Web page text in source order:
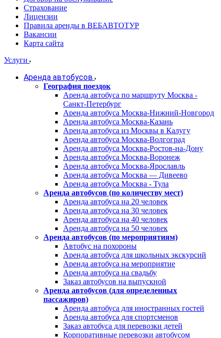
Страхование
Лицензии
Правила аренды в ВЕБАВТОТУР
Вакансии
Карта сайта
Услуги
Аренда автобусов
География поездок
Аренда автобуса по маршруту Москва -
Санкт-Петербург
Аренда автобуса Москва-Нижний-Новгород
Аренда автобуса Москва-Казань
Аренда автобуса из Москвы в Калугу
Аренда автобуса Москва-Волгоград
Аренда автобуса Москва-Ростов-на-Дону
Аренда автобуса Москва-Воронеж
Аренда автобуса Москва-Ярославль
Аренда автобуса Москва — Дивеево
Аренда автобуса Москва - Тула
Аренда автобусов (по количеству мест)
Аренда автобуса на 20 человек
Аренда автобуса на 30 человек
Аренда автобуса на 40 человек
Аренда автобуса на 50 человек
Аренда автобусов (по мероприятиям)
Автобус на похороны
Аренда автобуса для школьных экскурсий
Аренда автобуса на мероприятие
Аренда автобуса на свадьбу
Заказ автобусов на выпускной
Аренда автобусов (для определенных
пассажиров)
Аренда автобуса для иностранных гостей
Аренда автобуса для спортсменов
Заказ автобуса для перевозки детей
Корпоративные перевозки автобусом